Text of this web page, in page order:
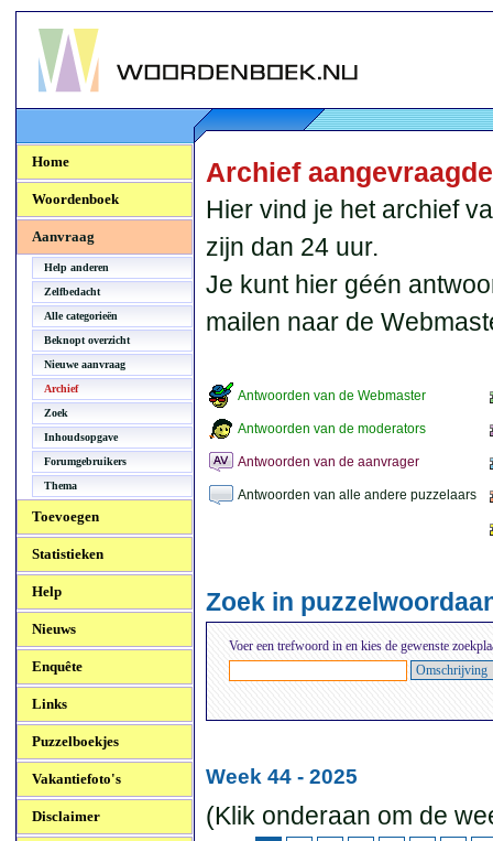
Woordenboek.NU
Home
Woordenboek
Aanvraag
Help anderen
Zelfbedacht
Alle categorieën
Beknopt overzicht
Nieuwe aanvraag
Archief
Zoek
Inhoudsopgave
Forumgebruikers
Thema
Toevoegen
Statistieken
Help
Nieuws
Enquête
Links
Puzzelboekjes
Vakantiefoto's
Disclaimer
Archief
Hier vind je het archief
zijn dan 24 uur.
Je kunt hier géén
mailen naar de
Antwoorden van de Webmaster
Antwoorden van de moderators
Antwoorden van de aanvrager
Antwoorden van alle andere puzzelaars
Zoek in
Voer een trefwoord in en kies de gewenste
Week 44 - 2025
(Klik onderaan om de